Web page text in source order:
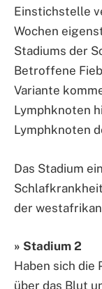
Einstichstelle
Wochen
Stadiums der
Betroffene
Variante
Lymphknoten
Lymphknoten
Das Stadium
der
» Stadium 2
Haben sich die
über das Blut